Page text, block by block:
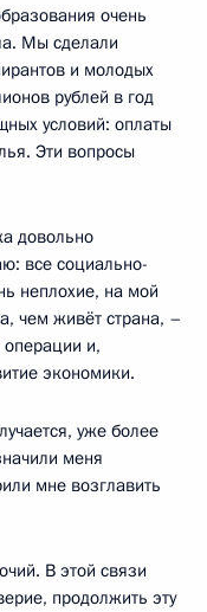
очень
Мы сделали
и молодых
рублей в год
условий: оплаты
Эти вопросы
довольно
все социально-
неплохие, на мой
чем живёт страна, –
и,
экономики.
уже более
меня
мне возглавить
В этой связи
продолжить эту